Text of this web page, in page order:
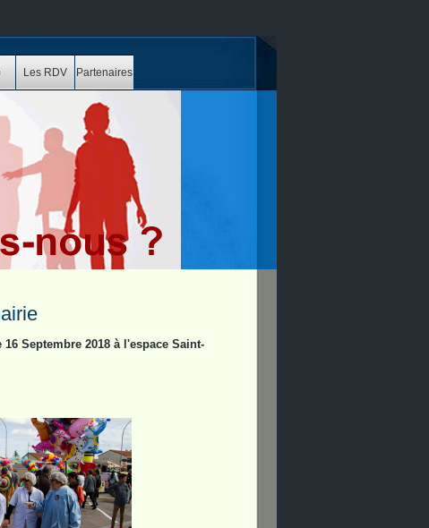
Les RDV Partenaires
<
Septembre 2018 à l'espace Saint-